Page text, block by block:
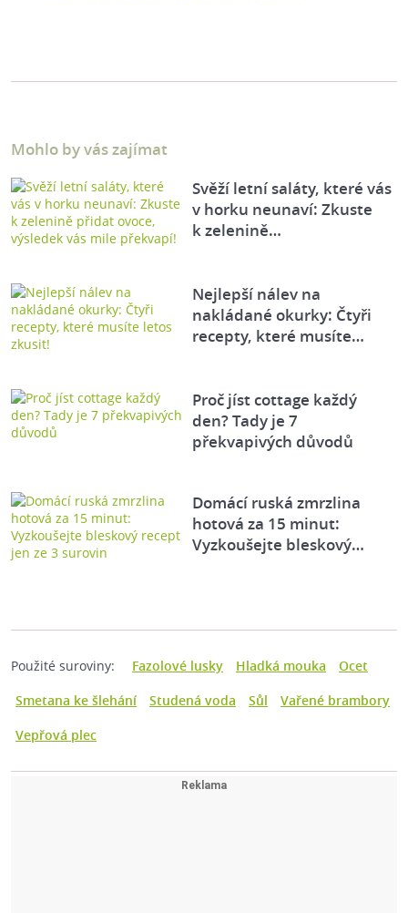
Mohlo by vás zajímat
Svěží letní saláty, které vás
v horku neunaví: Zkuste
k zelenině…
Nejlepší nálev na
nakládané okurky: Čtyři
recepty, které musíte…
Proč jíst cottage každý
den? Tady je 7
překvapivých důvodů
Domácí ruská zmrzlina
hotová za 15 minut:
Vyzkoušejte bleskový…
Použité suroviny: Fazolové lusky Hladká mouka
Ocet
Smetana ke šlehání
Studená voda Sůl
Vařené brambory
Vepřová plec